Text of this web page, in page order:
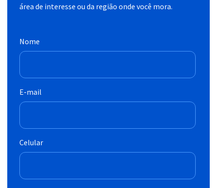
área de interesse ou da região onde você mora.
Nome
E-mail
Celular